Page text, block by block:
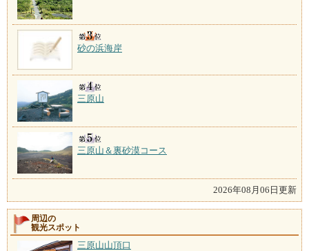
砂の浜海岸
三原山
三原山＆裏砂漠コース
2026年08月06日更新
周辺の
観光スポット
三原山山頂口